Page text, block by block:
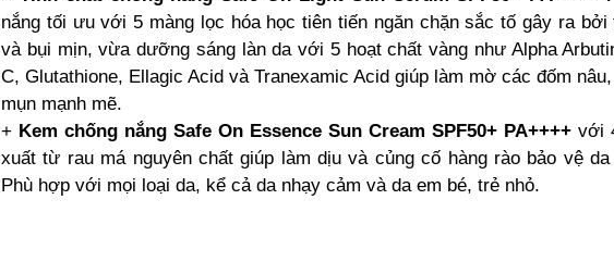
nắng tối ưu với 5 màng lọc hóa học tiên tiến ngăn chặn sắc tố gây ra bởi
và bụi mịn, vừa dưỡng sáng làn da với 5 hoạt chất vàng như Alpha
C, Glutathione, Ellagic Acid và Tranexamic Acid giúp làm mờ các đốm
mụn mạnh mẽ.
+ Kem chống nắng Safe On Essence Sun Cream SPF50+ PA++++ với
xuất từ rau má nguyên chất giúp làm dịu và củng cố hàng rào bảo vệ da
Phù hợp với mọi loại da, kể cả da nhạy cảm và da em bé, trẻ nhỏ.